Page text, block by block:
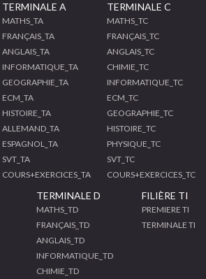
TERMINALE A
MATHS_TA
FRANÇAIS_TA
ANGLAIS_TA
INFORMATIQUE_TA
GEOGRAPHIE_TA
ECM_TA
HISTOIRE_TA
ALLEMAND_TA
ESPAGNOL_TA
SVT_TA
COURS+EXERCICES_TA
TERMINALE C
MATHS_TC
FRANÇAIS_TC
ANGLAIS_TC
CHIMIE_TC
INFORMATIQUE_TC
ECM_TC
GEOGRAPHIE_TC
HISTOIRE_TC
PHYSIQUE_TC
SVT_TC
COURS+EXERCICES_TC
TERMINALE D
MATHS_TD
FRANÇAIS_TD
ANGLAIS_TD
INFORMATIQUE_TD
CHIMIE_TD
FILIÈRE TI
PREMIERE TI
TERMINALE TI